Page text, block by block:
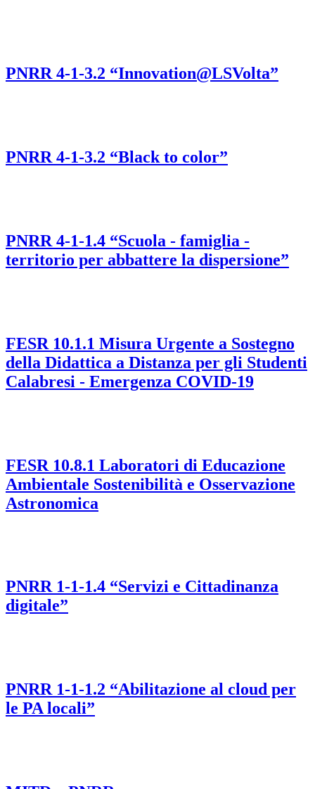
PNRR 4-1-3.2 “Innovation@LSVolta”
PNRR 4-1-3.2 “Black to color”
PNRR 4-1-1.4 “Scuola - famiglia -
territorio per abbattere la dispersione”
FESR 10.1.1 Misura Urgente a Sostegno
della Didattica a Distanza per gli Studenti
Calabresi - Emergenza COVID-19
FESR 10.8.1 Laboratori di Educazione
Ambientale Sostenibilità e Osservazione
Astronomica
PNRR 1-1-1.4 “Servizi e Cittadinanza
digitale”
PNRR 1-1-1.2 “Abilitazione al cloud per
le PA locali”